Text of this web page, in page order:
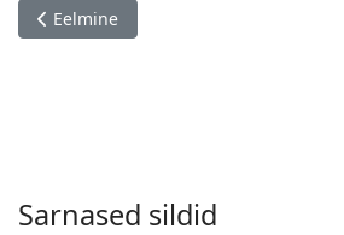
Eelmine artikkel: Postimees Sport:
Eelmine
Sarnased sildid